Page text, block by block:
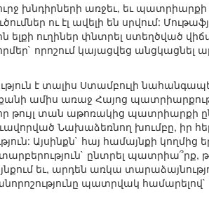
խնդիրների առջեւ, եւ
ու էլ ավելի են սրվում:
ուղիներ փնտրել ստեղծված
որոշում կայացվեց
է տալիս Ստամբուլի
ամիս առաջ Հայոց
տան աթոռակից պատրիարքի
Նախաձեռնող խումբը, իր
Այսինքն` հայ համայնքի կողմից
ընտրել պատրիա՞րք,
եւ, արդեն առկա
պատրվակ